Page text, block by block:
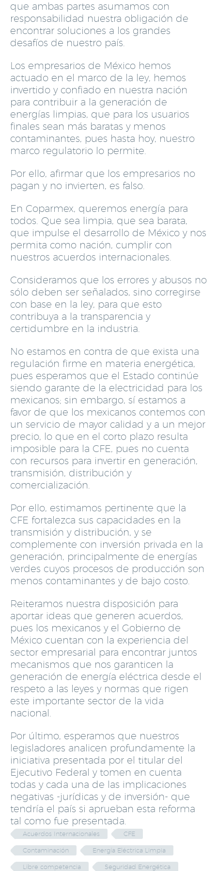
que ambas partes asumamos con
responsabilidad nuestra obligación de
encontrar soluciones a los grandes
desafíos de nuestro país.
Los empresarios de México hemos
actuado en el marco de la ley, hemos
invertido y confiado en nuestra nación
para contribuir a la generación de
energías limpias, que para los usuarios
finales sean más baratas y menos
contaminantes, pues hasta hoy, nuestro
marco regulatorio lo permite.
Por ello, afirmar que los empresarios no
pagan y no invierten, es falso.
En Coparmex, queremos energía para
todos. Que sea limpia, que sea barata,
que impulse el desarrollo de México y nos
permita como nación, cumplir con
nuestros acuerdos internacionales.
Consideramos que los errores y abusos no
sólo deben ser señalados, sino corregirse
con base en la ley, para que esto
contribuya a la transparencia y
certidumbre en la industria.
No estamos en contra de que exista una
regulación firme en materia energética,
pues esperamos que el Estado continúe
siendo garante de la electricidad para los
mexicanos; sin embargo, sí estamos a
favor de que los mexicanos contemos con
un servicio de mayor calidad y a un mejor
precio, lo que en el corto plazo resulta
imposible para la CFE, pues no cuenta
con recursos para invertir en generación,
transmisión, distribución y
comercialización.
Por ello, estimamos pertinente que la
CFE fortalezca sus capacidades en la
transmisión y distribución, y se
complemente con inversión privada en la
generación, principalmente de energías
verdes cuyos procesos de producción son
menos contaminantes y de bajo costo.
Reiteramos nuestra disposición para
aportar ideas que generen acuerdos,
pues los mexicanos y el Gobierno de
México cuentan con la experiencia del
sector empresarial para encontrar juntos
mecanismos que nos garanticen la
generación de energía eléctrica desde el
respeto a las leyes y normas que rigen
este importante sector de la vida
nacional.
Por último, esperamos que nuestros
legisladores analicen profundamente la
iniciativa presentada por el titular del
Ejecutivo Federal y tomen en cuenta
todas y cada una de las implicaciones
negativas -jurídicas y de inversión- que
tendría el país si aprueban esta reforma
tal como fue presentada.
Acuerdos Internacionales CFE
Contaminación Energía Eléctrica Limpia
Libre competencia Seguridad Energética